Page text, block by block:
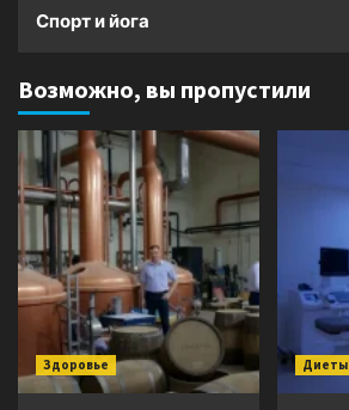
Спорт и йога
Возможно, вы пропустили
Здоровье Диеты